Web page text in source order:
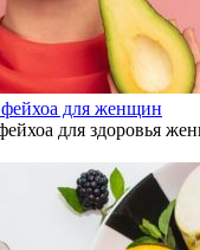
для женщин
для здоровья